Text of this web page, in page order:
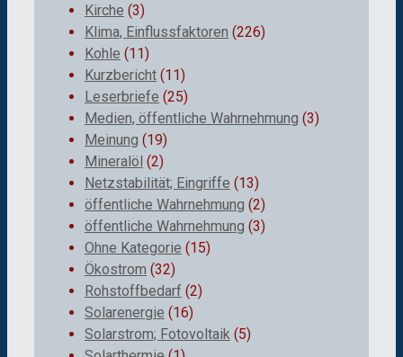
Kirche (3)
Klima, Einflussfaktoren (226)
Kohle (11)
Kurzbericht (11)
Leserbriefe (25)
Medien, öffentliche Wahrnehmung (3)
Meinung (19)
Mineralöl (2)
Netzstabilität; Eingriffe (13)
öffentliche Wahrnehmung (2)
öffentliche Wahrnehmung (3)
Ohne Kategorie (15)
Ökostrom (32)
Rohstoffbedarf (2)
Solarenergie (16)
Solarstrom; Fotovoltaik (5)